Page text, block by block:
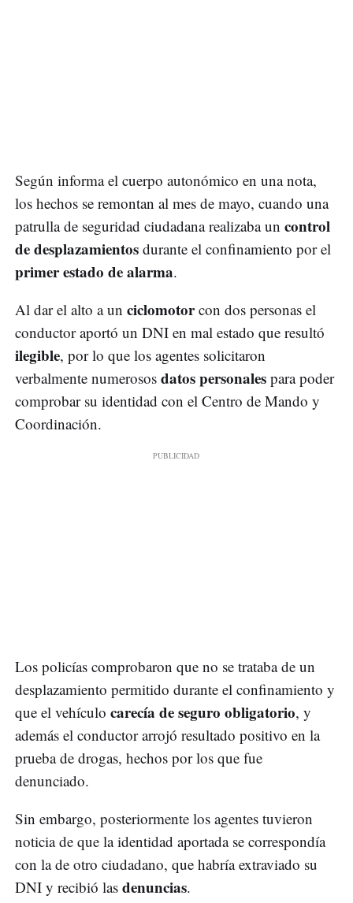
Según informa el cuerpo autonómico en una nota,
los hechos se remontan al mes de mayo, cuando una
patrulla de seguridad ciudadana realizaba un control
de desplazamientos durante el confinamiento por el
primer estado de alarma.
Al dar el alto a un ciclomotorcon dos personas el
conductor aportó un DNI en mal estado que resultó
ilegible, por lo que los agentes solicitaron
verbalmente numerosos datos personales para poder
comprobar su identidad con el Centro de Mando y
Coordinación.
Los policías comprobaron que no se trataba de un
desplazamiento permitido durante el confinamiento y
que el vehículo carecía de seguro obligatorio, y
además el conductor arrojó resultado positivo en la
prueba de drogas, hechos por los que fue
denunciado.
Sin embargo, posteriormente los agentes tuvieron
noticia de que la identidad aportada se correspondía
con la de otro ciudadano, que habría extraviado su
DNI y recibió las denuncias.